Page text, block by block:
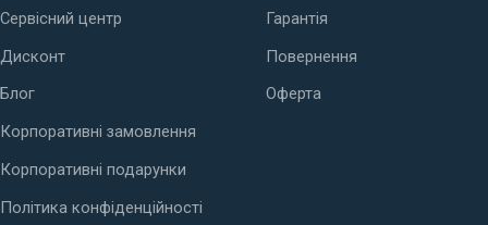
Сервісний центр
Дисконт
Блог
Корпоративні замовлення
Корпоративні подарунки
Політика конфіденційності
Гарантія
Повернення
Оферта